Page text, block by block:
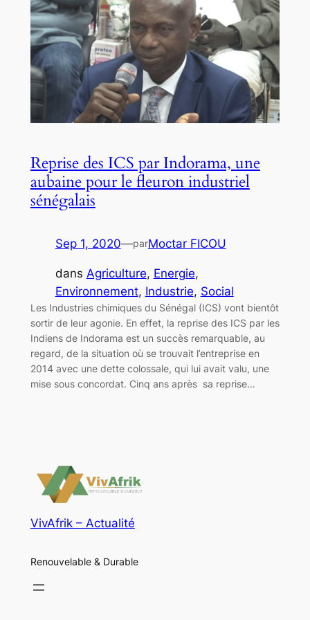
Reprise des ICS par Indorama, une
aubaine pour le fleuron industriel
sénégalais
Sep 1, 2020—parMoctar FICOU
dans Agriculture, Energie
Environnement, Industrie, Social
Les Industries chimiques du Sénégal (ICS) vont bientôt
sortir de leur agonie. En effet, la reprise des ICS par les
Indiens de Indorama est un succès remarquable, au
regard, de la situation où se trouvait l’entreprise en
2014 avec une dette colossale, qui lui avait valu, une
mise sous concordat. Cinq ans après sa reprise…
VivAfrik – Actualité
Renouvelable & Durable